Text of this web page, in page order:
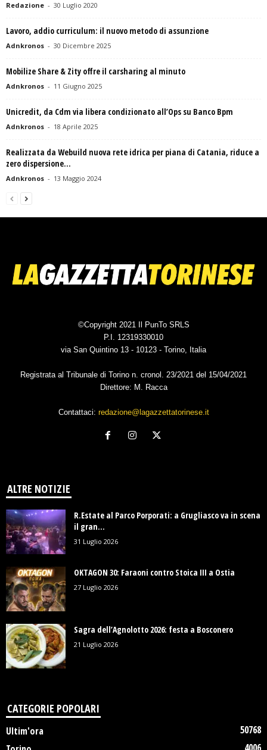
Redazione - 30 Luglio 2020
Lavoro, addio curriculum: il nuovo metodo di assunzione
Adnkronos - 30 Dicembre 2025
Mobilize Share & Zity offre il carsharing al minuto
Adnkronos - 11 Giugno 2025
Unicredit, da Cdm via libera condizionato all’Ops su Banco Bpm
Adnkronos - 18 Aprile 2025
Realizzata da Webuild nuova rete idrica per piana di Catania, riduce a
zero dispersione...
Adnkronos - 13 Maggio 2024
©Copyright 2021 Il PunTo SRLS
P.I. 12319330010
via San Quintino 13 - 10123 - Torino, Italia
Registrata al Tribunale di Torino n. cronol. 23/2021 del 15/04/2021
Direttore: M. Racca
Contattaci: redazione@lagazzettatorinese.it
ALTRE NOTIZIE
R.Estate al Parco Porporati: a Grugliasco va in scena
il gran...
31 Luglio 2026
OKTAGON 30: Faraoni contro Stoica III a Ostia
27 Luglio 2026
Sagra dell’Agnolotto 2026: festa a Bosconero
21 Luglio 2026
CATEGORIE POPOLARI
Ultim'ora
50768